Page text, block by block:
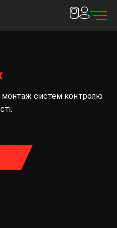
систем контролю
з вами протягом 15